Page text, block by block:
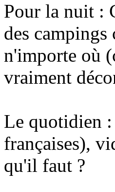
Pour la nuit :
des campings
n'importe où
vraiment
Le quotidien :
françaises),
qu'il faut ?